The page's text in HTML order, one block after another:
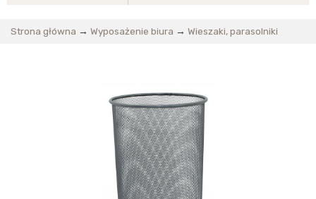
Strona główna → Wyposażenie biura → Wieszaki, parasolniki